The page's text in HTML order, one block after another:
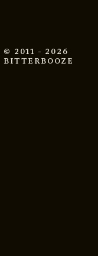
© 2011 - 2026
BITTERBOOZE